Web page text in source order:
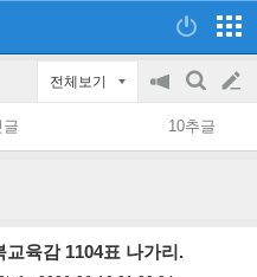
전체보기
공
지
on/off
검
색
글
쓰
글 10추글
육감 1104표 나가리.